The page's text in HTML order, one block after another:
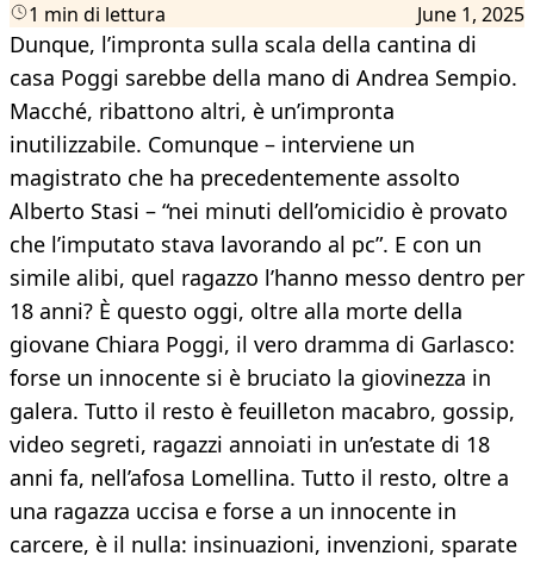
1 min di lettura June 1, 2025
Dunque, l’impronta sulla scala della cantina di
casa Poggi sarebbe della mano di Andrea Sempio.
Macché, ribattono altri, è un’impronta
inutilizzabile. Comunque – interviene un
magistrato che ha precedentemente assolto
Alberto Stasi – “nei minuti dell’omicidio è provato
che l’imputato stava lavorando al pc”. E con un
simile alibi, quel ragazzo l’hanno messo dentro per
18 anni? È questo oggi, oltre alla morte della
giovane Chiara Poggi, il vero dramma di Garlasco:
forse un innocente si è bruciato la giovinezza in
galera. Tutto il resto è feuilleton macabro, gossip,
video segreti, ragazzi annoiati in un’estate di 18
anni fa, nell’afosa Lomellina. Tutto il resto, oltre a
una ragazza uccisa e forse a un innocente in
carcere, è il nulla: insinuazioni, invenzioni, sparate